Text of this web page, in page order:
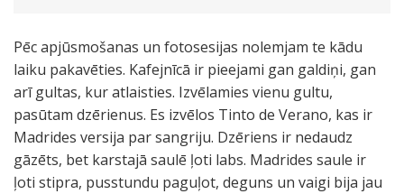
Pēc apjūsmošanas un fotosesijas nolemjam te kādu
laiku pakavēties. Kafejnīcā ir pieejami gan galdiņi, gan
arī gultas, kur atlaisties. Izvēlamies vienu gultu,
pasūtam dzērienus. Es izvēlos Tinto de Verano, kas ir
Madrides versija par sangriju. Dzēriens ir nedaudz
gāzēts, bet karstajā saulē ļoti labs. Madrides saule ir
ļoti stipra, pusstundu paguļot, deguns un vaigi bija jau